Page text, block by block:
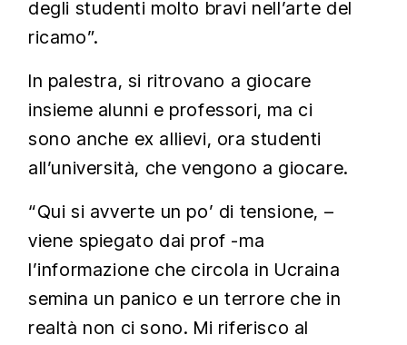
degli studenti molto bravi nell’arte del
ricamo”.
In palestra, si ritrovano a giocare
insieme alunni e professori, ma ci
sono anche ex allievi, ora studenti
all’università, che vengono a giocare.
“Qui si avverte un po’ di tensione, –
viene spiegato dai prof -ma
l’informazione che circola in Ucraina
semina un panico e un terrore che in
realtà non ci sono. Mi riferisco al